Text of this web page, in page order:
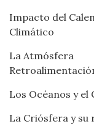
Impacto del
Climático
La Atmósfera
Los Océanos y el
La Criósfera y su